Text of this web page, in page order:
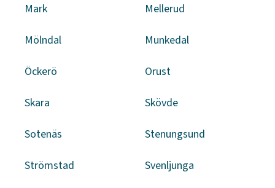
Mark Mellerud
Mölndal Munkedal
Öckerö Orust
Skara Skövde
Sotenäs Stenungsund
Strömstad Svenljunga